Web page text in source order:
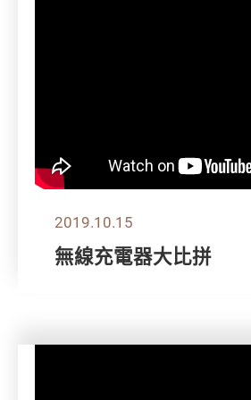
2019.10.15
無線充電器大比拼